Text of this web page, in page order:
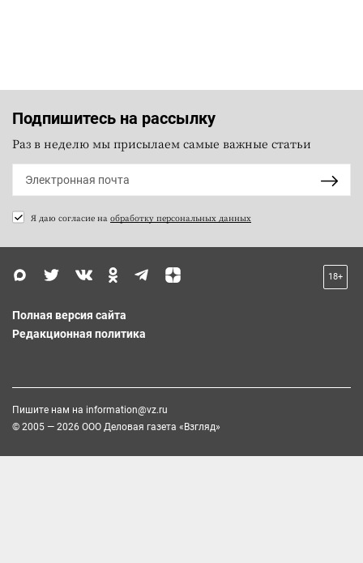
Подпишитесь на рассылку
Раз в неделю мы присылаем самые важные статьи
Я даю согласие на обработку персональных данных
18+
Полная версия сайта
Редакционная политика
Пишите нам на information@vz.ru
© 2005 — 2026 ООО Деловая газета «Взгляд»